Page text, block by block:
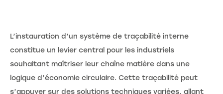
L’instauration d’un système de traçabilité interne
constitue un levier central pour les industriels
souhaitant maîtriser leur chaîne matière dans une
logique d’économie circulaire. Cette traçabilité peut
s’appuyer sur des solutions techniques variées, allant